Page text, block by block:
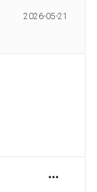
2026-05-21